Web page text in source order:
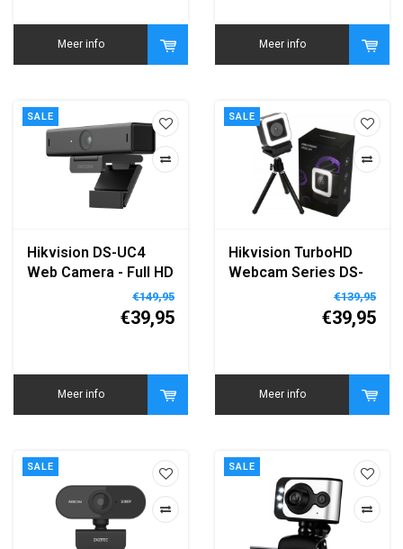
Meer info Meer info
SALE
Hikvision DS-UC4
Web Camera - Full HD
€149,95
€39,95
Meer info
SALE
Hikvision TurboHD
Webcam Series DS-
€139,95
€39,95
Meer info
SALE SALE